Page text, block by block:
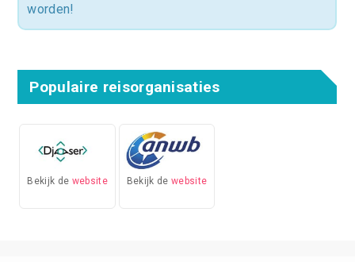
worden!
Populaire reisorganisaties
Bekijk de website Bekijk dewebsite